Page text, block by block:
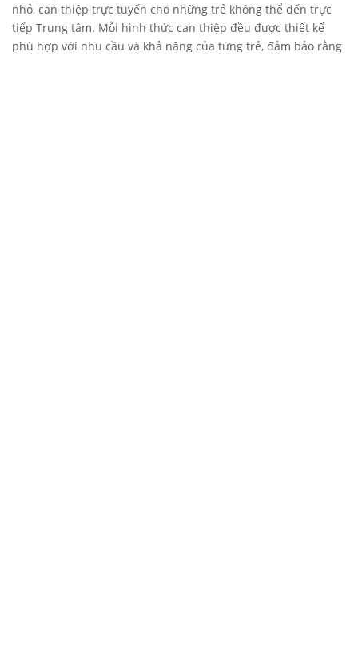
nhỏ, can thiệp trực tuyến cho những trẻ không thể đến trực
tiếp Trung tâm. Mỗi hình thức can thiệp đều được thiết kế
phù hợp với nhu cầu và khả năng của từng trẻ, đảm bảo rằng